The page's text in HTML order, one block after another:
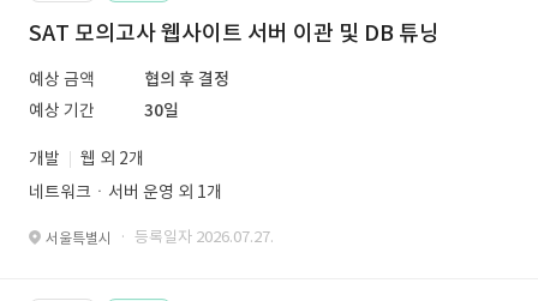
SAT 모의고사 웹사이트 서버 이관 및 DB 튜닝
예상 금액
협의 후 결정
예상 기간
30일
개발
웹 외 2개
네트워크ㆍ서버 운영 외 1개
서울특별시 · 등록일자 2026.07.27.